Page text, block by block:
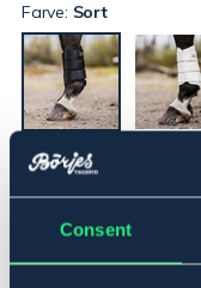
Consent
Farve: Sort